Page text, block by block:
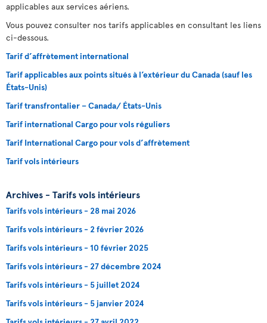
applicables aux services aériens.
Vous pouvez consulter nos tarifs applicables en consultant les liens
ci-dessous.
Tarif d’affrètement international
Tarif applicables aux points situés à l’extérieur du Canada (sauf les
États-Unis)
Tarif transfrontalier – Canada/ États-Unis
Tarif international Cargo pour vols réguliers
Tarif International Cargo pour vols d’affrètement
Tarif vols intérieurs
Archives - Tarifs vols intérieurs
Tarifs vols intérieurs - 28 mai 2026
Tarifs vols intérieurs - 2 février 2026
Tarifs vols intérieurs - 10 février 2025
Tarifs vols intérieurs - 27 décembre 2024
Tarifs vols intérieurs - 5 juillet 2024
Tarifs vols intérieurs - 5 janvier 2024